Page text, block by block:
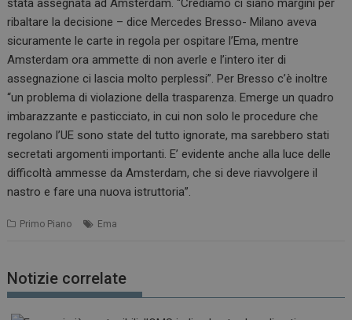
stata assegnata ad Amsterdam. “Crediamo ci siano margini per
ribaltare la decisione – dice Mercedes Bresso- Milano aveva
sicuramente le carte in regola per ospitare l’Ema, mentre
Amsterdam ora ammette di non averle e l’intero iter di
assegnazione ci lascia molto perplessi”. Per Bresso c’è inoltre
“un problema di violazione della trasparenza. Emerge un quadro
imbarazzante e pasticciato, in cui non solo le procedure che
regolano l’UE sono state del tutto ignorate, ma sarebbero stati
secretati argomenti importanti. E’ evidente anche alla luce delle
difficoltà ammesse da Amsterdam, che si deve riavvolgere il
nastro e fare una nuova istruttoria”.
Primo Piano Ema
Notizie correlate